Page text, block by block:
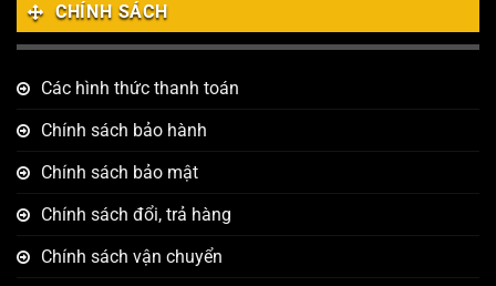
CHÍNH SÁCH
Các hình thức thanh toán
Chính sách bảo hành
Chính sách bảo mật
Chính sách đổi, trả hàng
Chính sách vận chuyển